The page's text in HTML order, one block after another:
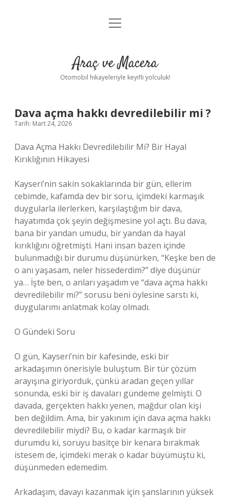
Anasayfa
Yasal Uyarı
menüyü
Araç ve Macera
Otomobil hikayeleriyle keyifli yolculuk!
Dava açma hakkı devredilebilir mi ?
Tarih: Mart 24, 2026
Dava Açma Hakkı Devredilebilir Mi? Bir Hayal
Kırıklığının Hikayesi
Kayseri’nin sakin sokaklarında bir gün, ellerim
cebimde, kafamda dev bir soru, içimdeki karmaşık
duygularla ilerlerken, karşılaştığım bir dava,
hayatımda çok şeyin değişmesine yol açtı. Bu dava,
bana bir yandan umudu, bir yandan da hayal
kırıklığını öğretmişti. Hani insan bazen içinde
bulunmadığı bir durumu düşünürken, “Keşke ben de
o anı yaşasam, neler hissederdim?” diye düşünür
ya… İşte ben, o anları yaşadım ve “dava açma hakkı
devredilebilir mi?” sorusu beni öylesine sarstı ki,
duygularımı anlatmak kolay olmadı.
O Gündeki Soru
O gün, Kayseri’nin bir kafesinde, eski bir
arkadaşımın önerisiyle buluştum. Bir tür çözüm
arayışına giriyorduk, çünkü aradan geçen yıllar
sonunda, eski bir iş davaları gündeme gelmişti. O
davada, gerçekten hakkı yenen, mağdur olan kişi
ben değildim. Ama, bir yakınım için dava açma hakkı
devredilebilir miydi? Bu, o kadar karmaşık bir
durumdu ki, soruyu basitçe bir kenara bırakmak
istesem de, içimdeki merak o kadar büyümüştü ki,
düşünmeden edemedim.
Arkadaşım, davayı kazanmak için şanslarının yüksek